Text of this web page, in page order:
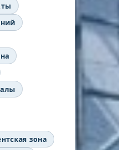
зона